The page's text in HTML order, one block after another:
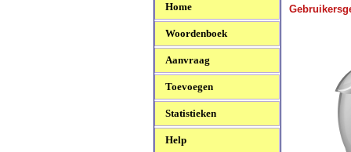
Home
Woordenboek
Aanvraag
Toevoegen
Statistieken
Help